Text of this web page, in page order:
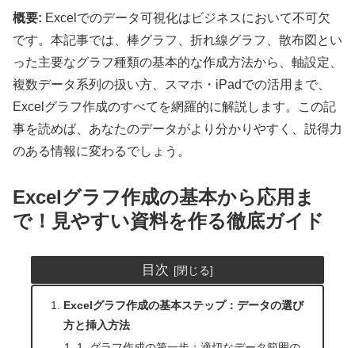
概要: Excelでのデータ可視化はビジネスにおいて不可欠
です。本記事では、棒グラフ、折れ線グラフ、散布図とい
った主要なグラフ種類の基本的な作成方法から、軸設定、
複数データ系列の扱い方、スマホ・iPadでの活用まで、
Excelグラフ作成のすべてを網羅的に解説します。この記
事を読めば、あなたのデータがより分かりやすく、説得力
のある情報に変わるでしょう。
Excelグラフ作成の基本から応用ま
で！見やすい資料を作る徹底ガイド
目次
Excelグラフ作成の基本ステップ：データの選び
方と挿入方法